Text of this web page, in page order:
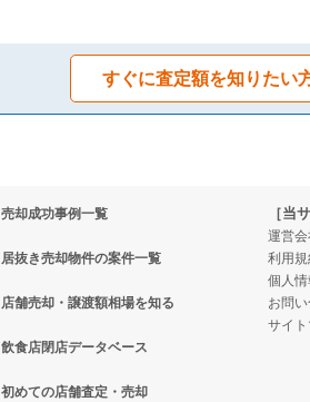
すぐに査定額を知りたい
売却成功事例一覧
居抜き売却物件の案件一覧
店舗売却・譲渡額相場を知る
飲食店閉店データベース
初めての店舗査定・売却
［当
運営会
利用規
個人
お問
サイ